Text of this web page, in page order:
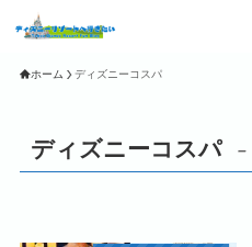
ホーム ディズニーコスパ
ディズニーコスパ –